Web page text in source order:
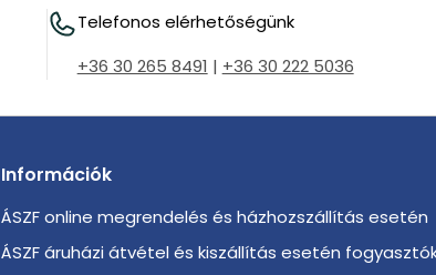
Telefonos elérhetőségünk
+36 30 265 8491 | +36 30 222 5036
Információk
ÁSZF online megrendelés és házhozszállítás esetén
ÁSZF áruházi átvétel és kiszállítás esetén